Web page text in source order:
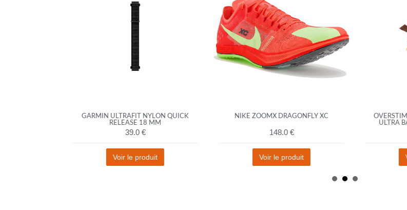
GARMIN ULTRAFIT NYLON QUICK
RELEASE 18 MM
39.0 €
Voir le produit
NIKE ZOOMX DRAGONFLY XC
148.0 €
Voir le produit
OVERSTIMS
ULTRA